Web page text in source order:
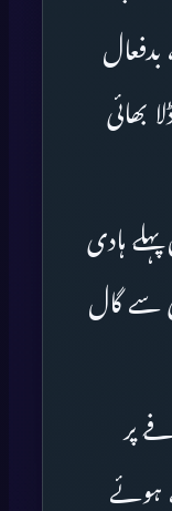
بدفعال
بھائی
ہادی
سے گال
پر
ہوئے